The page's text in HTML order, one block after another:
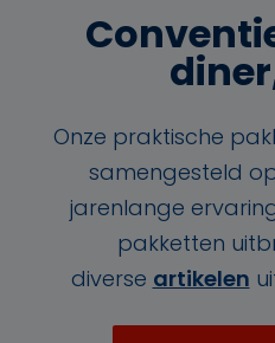
Onze praktische
samengesteld
jarenlange
pakketten
diverse artikelen